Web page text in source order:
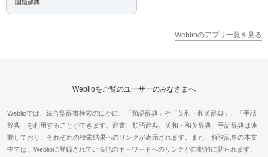
Weblioのアプリ一覧を見る
Weblioをご覧のユーザーのみなさまへ
Weblioでは、統合型辞書検索のほかに、「類語辞典」や「英和・和英辞典」、「手話
辞典」を利用することができます。辞書、類語辞典、英和・和英辞典、手話辞典は連
動しており、それぞれの検索結果へのリンクが表示されます。また、解説記事の本文
中では、Weblioに登録されている他のキーワードへのリンクが自動的に貼られます。